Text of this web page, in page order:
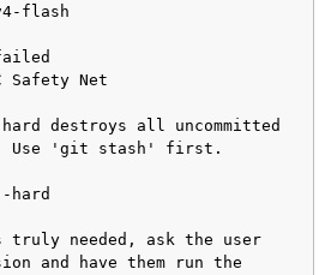
flash
Safety Net
destroys all uncommitted
Use 'git stash' first.
hard
needed, ask the user
and have them run the